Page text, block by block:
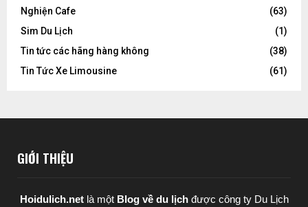
Nghiện Cafe
(63)
Sim Du Lịch
(1)
Tin tức các hãng hàng không
(38)
Tin Tức Xe Limousine
(61)
GIỚI THIỆU
Hoidulich.net là một Blog về du lịchđược công ty Du Lịch